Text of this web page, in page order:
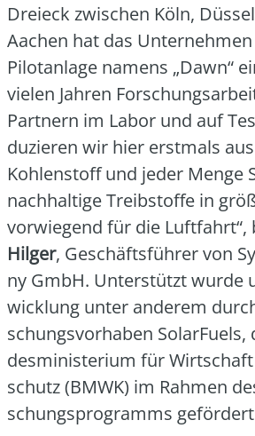
Drei­eck zwi­schen Köln,
Aachen hat das
Pilot­an­la­ge namens „Dawn“
vie­len Jah­ren
Part­nern im Labor und auf
du­zie­ren wir hier erst­mals
Koh­len­stoff und jeder Men­ge
nach­hal­ti­ge Treib­stof­fe in
vor­wie­gend für die Luft­fahrt“,
Hil­ger, Geschäfts­füh­rer von
ny GmbH. Unter­stützt wur­de
wick­lung unter ande­rem
schungs­vor­ha­ben
des­mi­nis­te­ri­um für
schutz (BMWK) im Rah­men
schungs­pro­gramms